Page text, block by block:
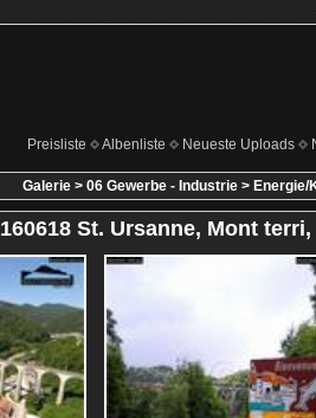
Preisliste Albenliste Neueste Uploads
Galerie > 06 Gewerbe - Industrie > Energie/
160618 St. Ursanne, Mont